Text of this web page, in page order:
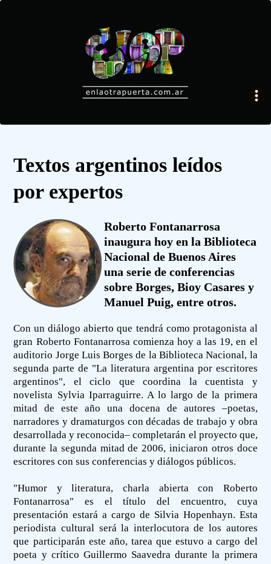
Textos argentinos leídos
por expertos
Roberto Fontanarrosa
inaugura hoy en la Biblioteca
Nacional de Buenos Aires
una serie de conferencias
sobre Borges, Bioy Casares y
Manuel Puig, entre otros.
Con un diálogo abierto que tendrá como protagonista al
gran Roberto Fontanarrosa comienza hoy a las 19, en el
auditorio Jorge Luis Borges de la Biblioteca Nacional, la
segunda parte de "La literatura argentina por escritores
argentinos", el ciclo que coordina la cuentista y
novelista Sylvia Iparraguirre. A lo largo de la primera
mitad de este año una docena de autores –poetas,
narradores y dramaturgos con décadas de trabajo y obra
desarrollada y reconocida– completarán el proyecto que,
durante la segunda mitad de 2006, iniciaron otros doce
escritores con sus conferencias y diálogos públicos.
"Humor y literatura, charla abierta con Roberto
Fontanarrosa" es el título del encuentro, cuya
presentación estará a cargo de Silvia Hopenhayn. Esta
periodista cultural será la interlocutora de los autores
que participarán este año, tarea que estuvo a cargo del
poeta y crítico Guillermo Saavedra durante la primera